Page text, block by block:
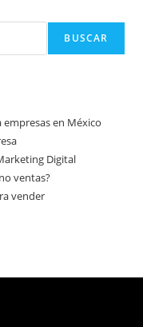
BUSCAR
en México
Digital
ventas?
vender